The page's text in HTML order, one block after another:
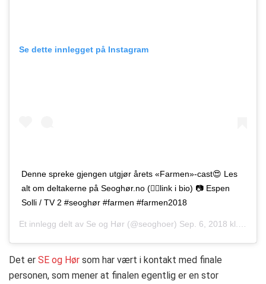
Se dette innlegget på Instagram
Denne spreke gjengen utgjør årets «Farmen»-cast😍 Les
alt om deltakerne på Seoghør.no (👉🏻link i bio) 📷 Espen
Solli / TV 2 #seoghør #farmen #farmen2018
Et innlegg delt av Se og Hør (@seoghoer) Sep. 6, 2018 kl. 9:15 PDT
Det er SE og Hør som har vært i kontakt med finale
personen, som mener at finalen egentlig er en stor